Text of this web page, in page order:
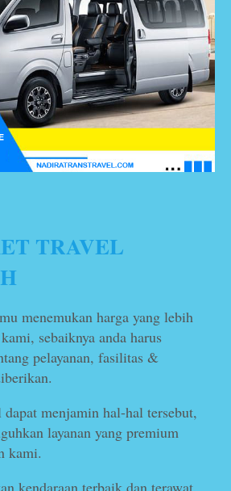
TRAVEL
menemukan harga yang lebih
sebaiknya anda harus
pelayanan, fasilitas &
menjamin hal-hal tersebut,
layanan yang premium
kami.